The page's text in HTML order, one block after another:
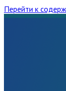
Перейти к